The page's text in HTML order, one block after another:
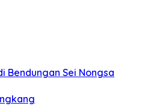
Bendungan Sei Nongsa